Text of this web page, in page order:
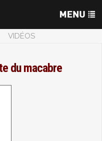
VIDÉOS
du macabre